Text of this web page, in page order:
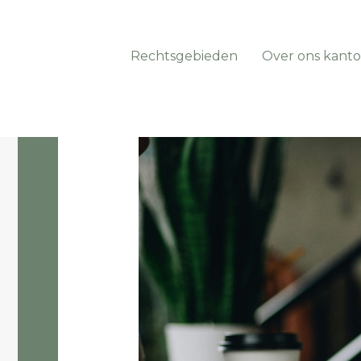
Rechtsgebieden Over ons